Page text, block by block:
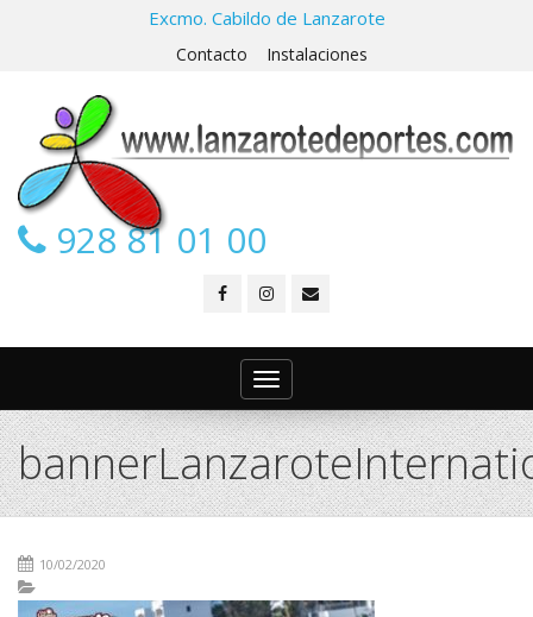
Excmo. Cabildo de Lanzarote
Contacto Instalaciones
928 81 01 00
Toggle
navigation
10/02/2020